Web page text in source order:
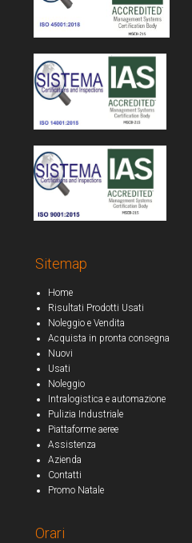
Sitemap
Home
Risultati Prodotti Usati
Noleggio e Vendita
Acquista in pronta consegna
Nuovi
Usati
Noleggio
Intralogistica e automazione
Pulizia Industriale
Piattaforme aeree
Assistenza
Azienda
Contatti
Promo Natale
Orari